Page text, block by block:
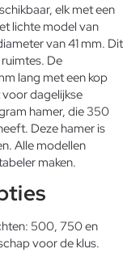
elk met een
lichte model van
van 41 mm. Dit
De
lang met een kop
dagelijkse
hamer, die 350
Deze hamer is
Alle modellen
maken.
500, 750 en
voor de klus.